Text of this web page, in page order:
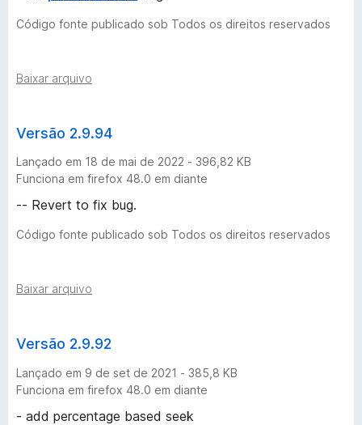
Código fonte publicado sob Todos os direitos reservados
Baixar arquivo
Versão 2.9.94
Lançado em 18 de mai de 2022 - 396,82 KB
Funciona em firefox 48.0 em diante
-- Revert to fix bug.
Código fonte publicado sob Todos os direitos reservados
Baixar arquivo
Versão 2.9.92
Lançado em 9 de set de 2021 - 385,8 KB
Funciona em firefox 48.0 em diante
- add percentage based seek